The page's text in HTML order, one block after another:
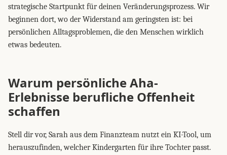
strategische Startpunkt für deinen Veränderungsprozess. Wir
beginnen dort, wo der Widerstand am geringsten ist: bei
persönlichen Alltagsproblemen, die den Menschen wirklich
etwas bedeuten.
Warum persönliche Aha-
Erlebnisse berufliche Offenheit
schaffen
Stell dir vor, Sarah aus dem Finanzteam nutzt ein KI-Tool, um
herauszufinden, welcher Kindergarten für ihre Tochter passt.